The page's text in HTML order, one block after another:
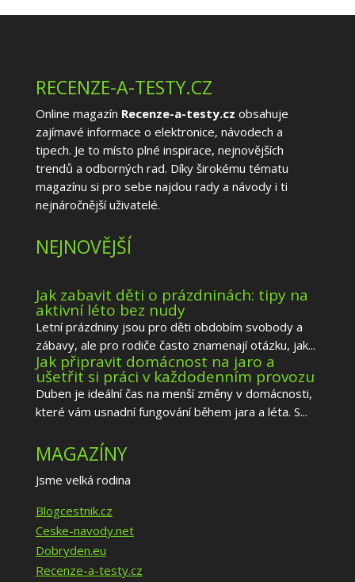
RECENZE-A-TESTY.CZ
Online magazín Recenze-a-testy.cz obsahuje
zajímavé informace o elektronice, návodech a
tipech. Je to místo plné inspirace, nejnovějších
trendů a odborných rad. Díky širokému tématu
magazínu si pro sebe najdou rady a návody i ti
nejnáročnější uživatelé.
NEJNOVĚJŠÍ
Jak zabavit děti o prázdninách: tipy na
aktivní léto bez nudy
Letní prázdniny jsou pro děti obdobím svobody a
zábavy, ale pro rodiče často znamenají otázku, jak...
Jak připravit domácnost na jaro a
ušetřit si práci v každodenním provozu
Duben je ideální čas na menší změny v domácnosti,
které vám usnadní fungování během jara a léta. S...
MAGAZÍNY
Jsme velká rodina
Blogcestnik.cz
Ceske-navody.net
Dobryden.eu
Recenze-a-testy.cz